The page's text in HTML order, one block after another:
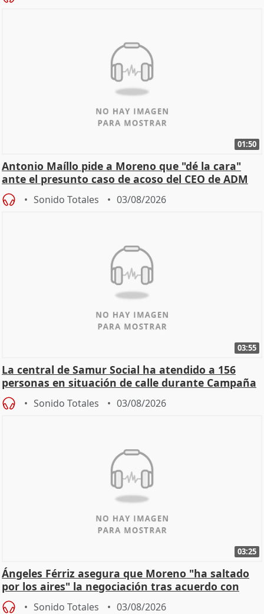
01:50
Antonio Maíllo pide a Moreno que "dé la cara"
ante el presunto caso de acoso del CEO de ADM
Sonido Totales 03/08/2026
03:55
La central de Samur Social ha atendido a 156
personas en situación de calle durante Campaña
de Calor
Sonido Totales 03/08/2026
03:25
Ángeles Férriz asegura que Moreno "ha saltado
por los aires" la negociación tras acuerdo con
SMA
Sonido Totales 03/08/2026